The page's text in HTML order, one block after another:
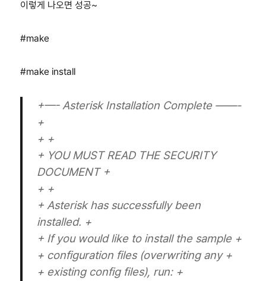
이렇게 나오면 성공~
#make
#make install
+—- Asterisk Installation Complete ——-
+
+ +
+ YOU MUST READ THE SECURITY
DOCUMENT +
+ +
+ Asterisk has successfully been
installed. +
+ If you would like to install the sample +
+ configuration files (overwriting any +
+ existing config files), run: +